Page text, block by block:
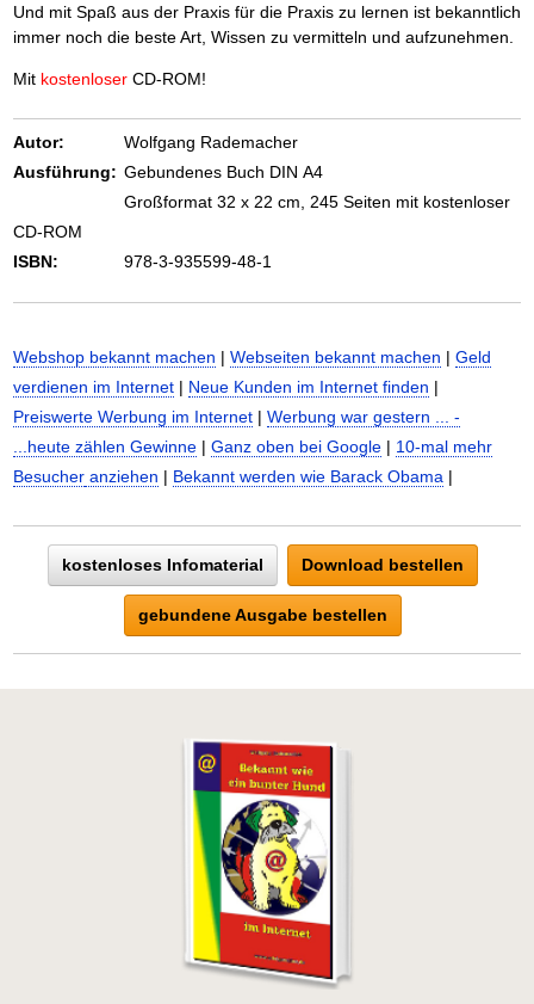
Und mit Spaß aus der Praxis für die Praxis zu lernen ist bekanntlich
immer noch die beste Art, Wissen zu vermitteln und aufzunehmen.
Mit kostenloserCD-ROM!
Autor:
Wolfgang Rademacher
Ausführung: Gebundenes Buch DIN A4
Großformat 32 x 22 cm, 245 Seiten mit kostenloser
CD-ROM
ISBN:
978-3-935599-48-1
Webshop bekannt machen | Webseiten bekannt machen | Geld
verdienen im Internet| Neue Kunden im Internet finden |
Preiswerte Werbung im Internet| Werbung war gestern ... -
...heute zählen Gewinne| Ganz oben bei Google| 10-mal mehr
Besucheranziehen | Bekannt werden wie Barack Obama |
kostenloses Infomaterial Download bestellen
gebundene Ausgabe bestellen